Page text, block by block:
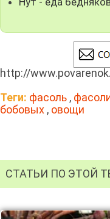
http://
Теги: фасоль ,
бобовых , овощи
СТАТЬИ ПО ЭТОЙ